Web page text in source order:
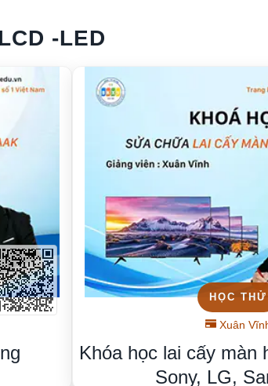
-LED
HỌC THỬ
Xuân
Khóa học lai cấy màn
Sony, LG,